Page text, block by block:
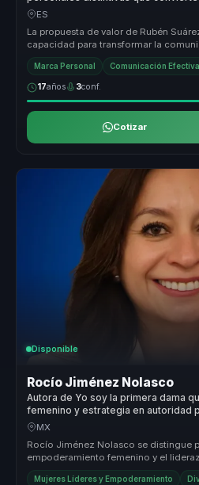
autoridad para líderes y portavoces.
ES
La propuesta de valor de Rubén
capacidad para transformar la
de liderazgo efec...
Marca Personal Comunicación Efectiva
17años 3conf.
Cotizar
Disponible
Rocío Jiménez Nolasco
Autora de Yo soy la primera dama
femenino y estrategia en autoridad
organizaciones.
MX
Rocío Jiménez Nolasco se distingue
empoderamiento femenino y el
capacidad para trans...
Mujeres Líderes y Empoderamiento